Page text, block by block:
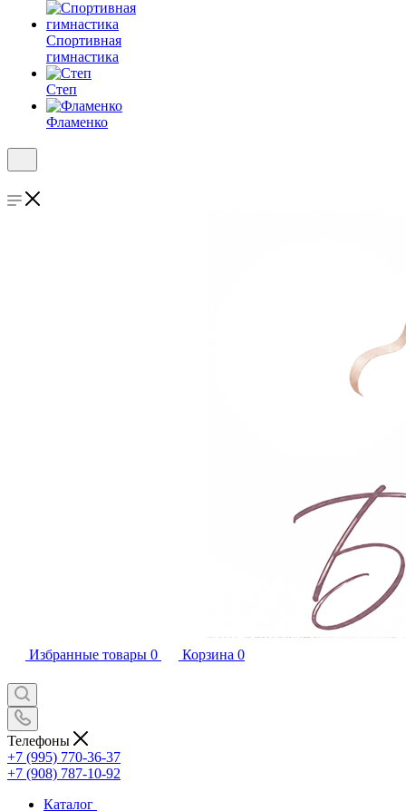
Спортивная
гимнастика
Степ
Фламенко
Избранные товары 0 Корзина 0
Телефоны
+7 (995) 770-36-37
+7 (908) 787-10-92
Каталог